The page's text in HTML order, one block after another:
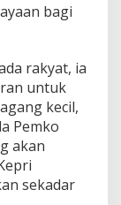
bagi
rakyat, ia
untuk
kecil,
Pemko
akan
sekadar